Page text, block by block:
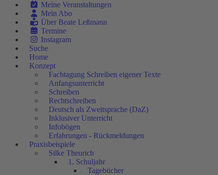
Meine Veranstaltungen
Mein Abo
Über Beate Leßmann
Termine
Instagram
Suche
Home
Konzept
Fachtagung Schreiben eigener Texte
Anfangsunterricht
Schreiben
Rechtschreiben
Deutsch als Zweitsprache (DaZ)
Inklusiver Unterricht
Infobögen
Erfahrungen - Rückmeldungen
Praxisbeispiele
Silke Theurich
1. Schuljahr
Tagebücher